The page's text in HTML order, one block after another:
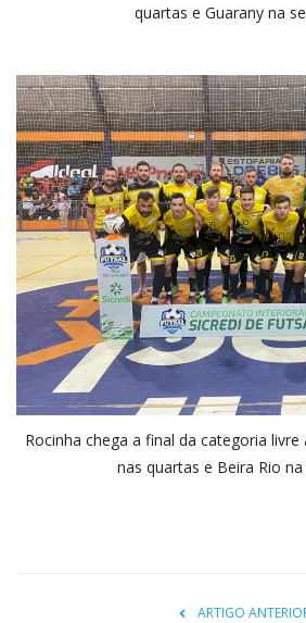
quartas e Guarany na
Rocinha chega a final da categoria livre
nas quartas e Beira Rio
ARTIGO